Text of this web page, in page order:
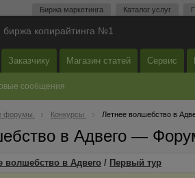
Биржа маркетинга Каталог услуг
биржа копирайтинга №1
Заказчику Магазин статей Сервис
сообщения
форумы Конкурсы Летнее волшебство в
в Адвего —
волшебство в Адвего / Первый тур